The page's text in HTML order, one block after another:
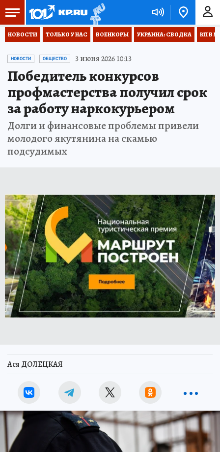
НОВОСТИ ТОЛЬКО У НАС ВОЕНКОРЫ УКРАИНА: СВОДКА КП В
НОВОСТИ ОБЩЕСТВО 3 июня 2026 10:13
Победитель конкурсов
профмастерства получил срок
за работу наркокурьером
Долги и финансовые проблемы привели
молодого якутянина на скамью
подсудимых
Ася ДОЛЕЦКАЯ